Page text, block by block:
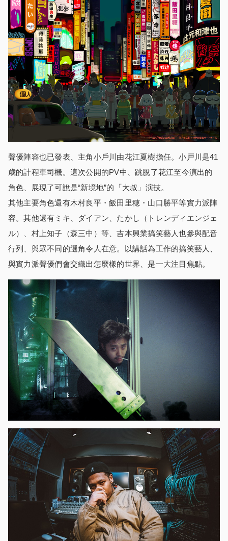
聲優陣容也已發表、主角小戶川由花江夏樹擔任。小戸川是41
歳的計程車司機。這次公開的PV中、跳脫了花江至今演出的
角色、展現了可說是“新境地”的「大叔」演技。
其他主要角色還有木村良平・飯田里穂・山口勝平等實力派陣
容。其他還有ミキ、ダイアン、たかし（トレンディエンジェ
ル）、村上知子（森三中）等、吉本興業搞笑藝人也參與配音
行列、與眾不同的選角令人在意。以講話為工作的搞笑藝人、
與實力派聲優們會交織出怎麼樣的世界、是一大注目焦點。